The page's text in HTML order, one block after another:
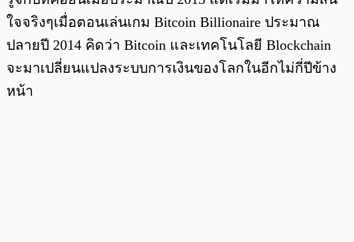
ใจจริงๆเมื่อตอนเล่นเกม Bitcoin Billionaire ประมาณ
ปลายปี 2014 คิดว่า Bitcoin และเทคโนโลยี Blockchain
จะมาเปลี่ยนแปลงระบบการเงินของโลกในอีกไม่กี่ปีข้าง
หน้า